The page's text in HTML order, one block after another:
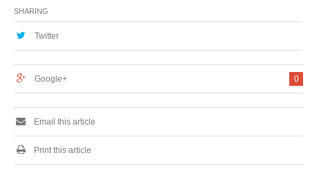
~ 천재들의 연애 두
뇌 싸움 ~ “이벤
트”보크스에서도 고
SHARING
Twitter
0
Google+
Email this article
Print this article